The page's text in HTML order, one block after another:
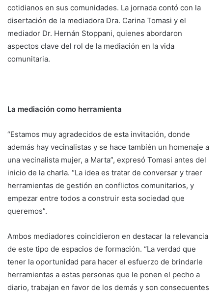
cotidianos en sus comunidades. La jornada contó con la
disertación de la mediadora Dra. Carina Tomasi y el
mediador Dr. Hernán Stoppani, quienes abordaron
aspectos clave del rol de la mediación en la vida
comunitaria.
La mediación como herramienta
“Estamos muy agradecidos de esta invitación, donde
además hay vecinalistas y se hace también un homenaje a
una vecinalista mujer, a Marta”, expresó Tomasi antes del
inicio de la charla. “La idea es tratar de conversar y traer
herramientas de gestión en conflictos comunitarios, y
empezar entre todos a construir esta sociedad que
queremos”.
Ambos mediadores coincidieron en destacar la relevancia
de este tipo de espacios de formación. “La verdad que
tener la oportunidad para hacer el esfuerzo de brindarle
herramientas a estas personas que le ponen el pecho a
diario, trabajan en favor de los demás y son consecuentes